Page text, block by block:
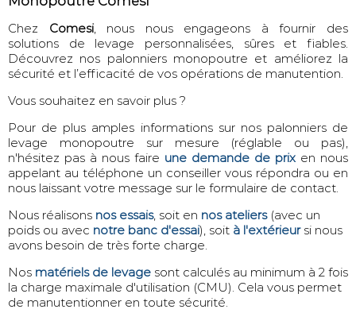
Chez Comesi, nous nous engageons à fournir des
solutions de levage personnalisées, sûres et fiables.
Découvrez nos palonniers monopoutre et améliorez la
sécurité et l’efficacité de vos opérations de manutention.
Vous souhaitez en savoir plus ?
Pour de plus amples informations sur nos palonniers de
levage monopoutre sur mesure (réglable ou pas),
n'hésitez pas à nous faire une demande de prixen nous
appelant au téléphone un conseiller vous répondra ou en
nous laissant votre message sur le formulaire de contact.
Nous réalisons nos essais, soit en nos ateliers(avec un
poids ou avec notre banc d'essai), soit à l'extérieursi nous
avons besoin de très forte charge.
Nos matériels de levage sont calculés au minimum à 2 fois
la charge maximale d'utilisation (CMU). Cela vous permet
de manutentionner en toute sécurité.